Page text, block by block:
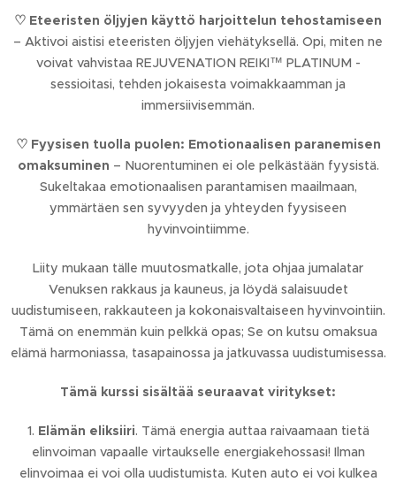
♡ Eteeristen öljyjen käyttö harjoittelun tehostamiseen
– Aktivoi aistisi eteeristen öljyjen viehätyksellä. Opi, miten ne
voivat vahvistaa REJUVENATION REIKI™ PLATINUM -
sessioitasi, tehden jokaisesta voimakkaamman ja
immersiivisemmän.
♡Fyysisen tuolla puolen: Emotionaalisen paranemisen
omaksuminen – Nuorentuminen ei ole pelkästään fyysistä.
Sukeltakaa emotionaalisen parantamisen maailmaan,
ymmärtäen sen syvyyden ja yhteyden fyysiseen
hyvinvointiimme.
Liity mukaan tälle muutosmatkalle, jota ohjaa jumalatar
Venuksen rakkaus ja kauneus, ja löydä salaisuudet
uudistumiseen, rakkauteen ja kokonaisvaltaiseen hyvinvointiin.
Tämä on enemmän kuin pelkkä opas; Se on kutsu omaksua
elämä harmoniassa, tasapainossa ja jatkuvassa uudistumisessa.
Tämä kurssi sisältää seuraavat viritykset:
1. Elämän eliksiiri. Tämä energia auttaa raivaamaan tietä
elinvoiman vapaalle virtaukselle energiakehossasi! Ilman
elinvoimaa ei voi olla uudistumista. Kuten auto ei voi kulkea